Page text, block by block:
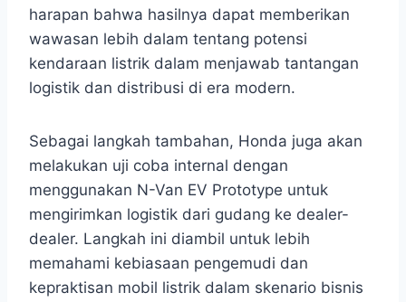
harapan bahwa hasilnya dapat memberikan
wawasan lebih dalam tentang potensi
kendaraan listrik dalam menjawab tantangan
logistik dan distribusi di era modern.
Sebagai langkah tambahan, Honda juga akan
melakukan uji coba internal dengan
menggunakan N-Van EV Prototype untuk
mengirimkan logistik dari gudang ke dealer-
dealer. Langkah ini diambil untuk lebih
memahami kebiasaan pengemudi dan
kepraktisan mobil listrik dalam skenario bisnis